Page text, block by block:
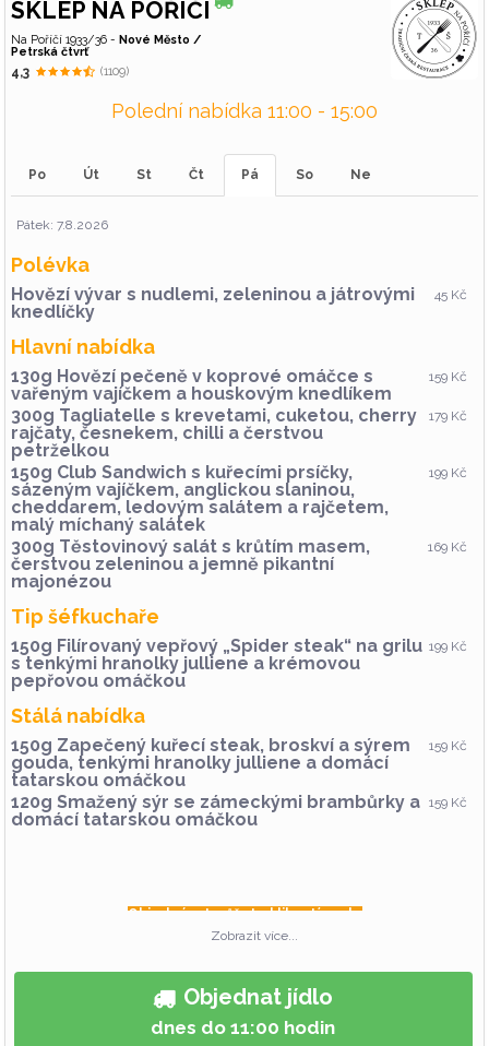
SKLEP NA POŘÍČÍ
Na Poříčí 1933/36 - Nové Město /
Petrská čtvrť
4,3 (1109)
Polední nabídka 11:00 - 15:00
Po Út St Čt Pá So Ne
Pátek: 7.8.2026
Polévka
Hovězí vývar s nudlemi, zeleninou a játrovými
knedlíčky
45 Kč
Hlavní nabídka
130g Hovězí pečeně v koprové omáčce s
vařeným vajíčkem a houskovým knedlíkem
159 Kč
300g Tagliatelle s krevetami, cuketou, cherry
rajčaty, česnekem, chilli a čerstvou
petrželkou
179 Kč
150g Club Sandwich s kuřecími prsíčky,
sázeným vajíčkem, anglickou slaninou,
cheddarem, ledovým salátem a rajčetem,
malý míchaný salátek
199 Kč
300g Těstovinový salát s krůtím masem,
čerstvou zeleninou a jemně pikantní
majonézou
169 Kč
Tip šéfkuchaře
150g Filírovaný vepřový „Spider steak“ na grilu
s tenkými hranolky julliene a krémovou
pepřovou omáčkou
199 Kč
Stálá nabídka
150g Zapečený kuřecí steak, broskví a sýrem
gouda, tenkými hranolky julliene a domácí
tatarskou omáčkou
159 Kč
120g Smažený sýr se zámeckými brambůrky a
domácí tatarskou omáčkou
159 Kč
Objednávat můžete kliknutím zde
Online objednávky budou možné do 11:00 a
Zobrazit více...
Objednat jídlo
dnes do 11:00 hodin